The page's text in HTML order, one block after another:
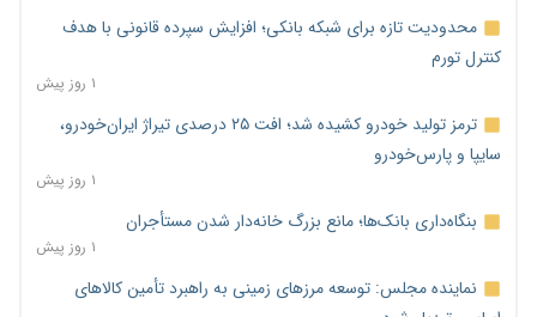
محدودیت تازه برای شبکه بانکی؛ افزایش سپرده قانونی با هدف
کنترل تورم
۱ روز پیش
ترمز تولید خودرو کشیده شد؛ افت ۲۵ درصدی تیراژ ایران‌خودرو،
سایپا و پارس‌خودرو
۱ روز پیش
بنگاه‌داری بانک‌ها؛ مانع بزرگ خانه‌دار شدن مستأجران
۱ روز پیش
نماینده مجلس: توسعه مرزهای زمینی به راهبرد تأمین کالاهای